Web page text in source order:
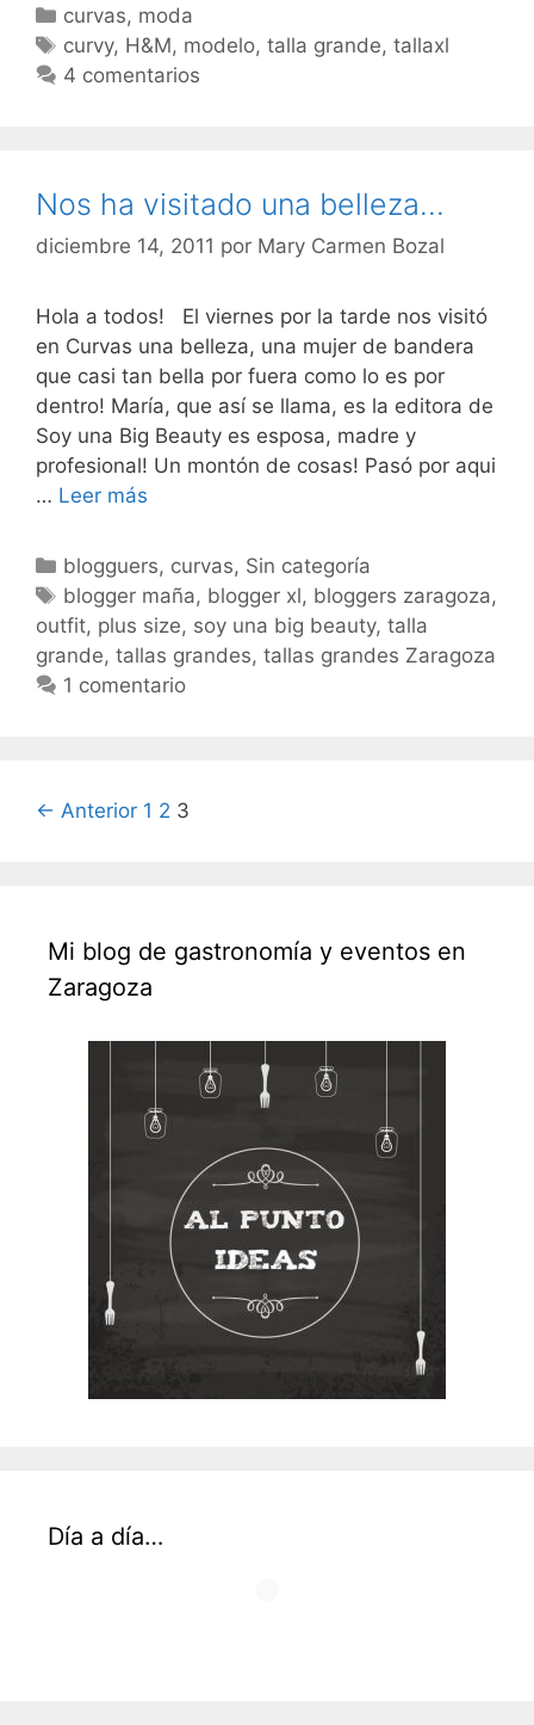
Categorías
curvas, moda
Etiquetas
curvy, H&M, modelo,talla grande,tallaxl
4 comentarios
Nos ha visitado una belleza…
diciembre 14, 2011 por Mary Carmen Bozal
Hola a todos! El viernes por la tarde nos visitó
en Curvas una belleza, una mujer de bandera
que casi tan bella por fuera como lo es por
dentro! María, que así se llama, es la editora de
Soy una Big Beauty es esposa, madre y
profesional! Un montón de cosas! Pasó por aqui
… Leer más
una
belleza…
Categorías
blogguers, curvas, Sin categoría
Etiquetas
blogger maña, blogger xl, bloggers zaragoza,
outfit, plus size, soy una big beauty, talla
grande, tallas grandes, tallas grandes Zaragoza
1 comentario
Navegación
← Anterior 1 2 3
Mi blog de gastronomía y eventos en
Zaragoza
Día a día…